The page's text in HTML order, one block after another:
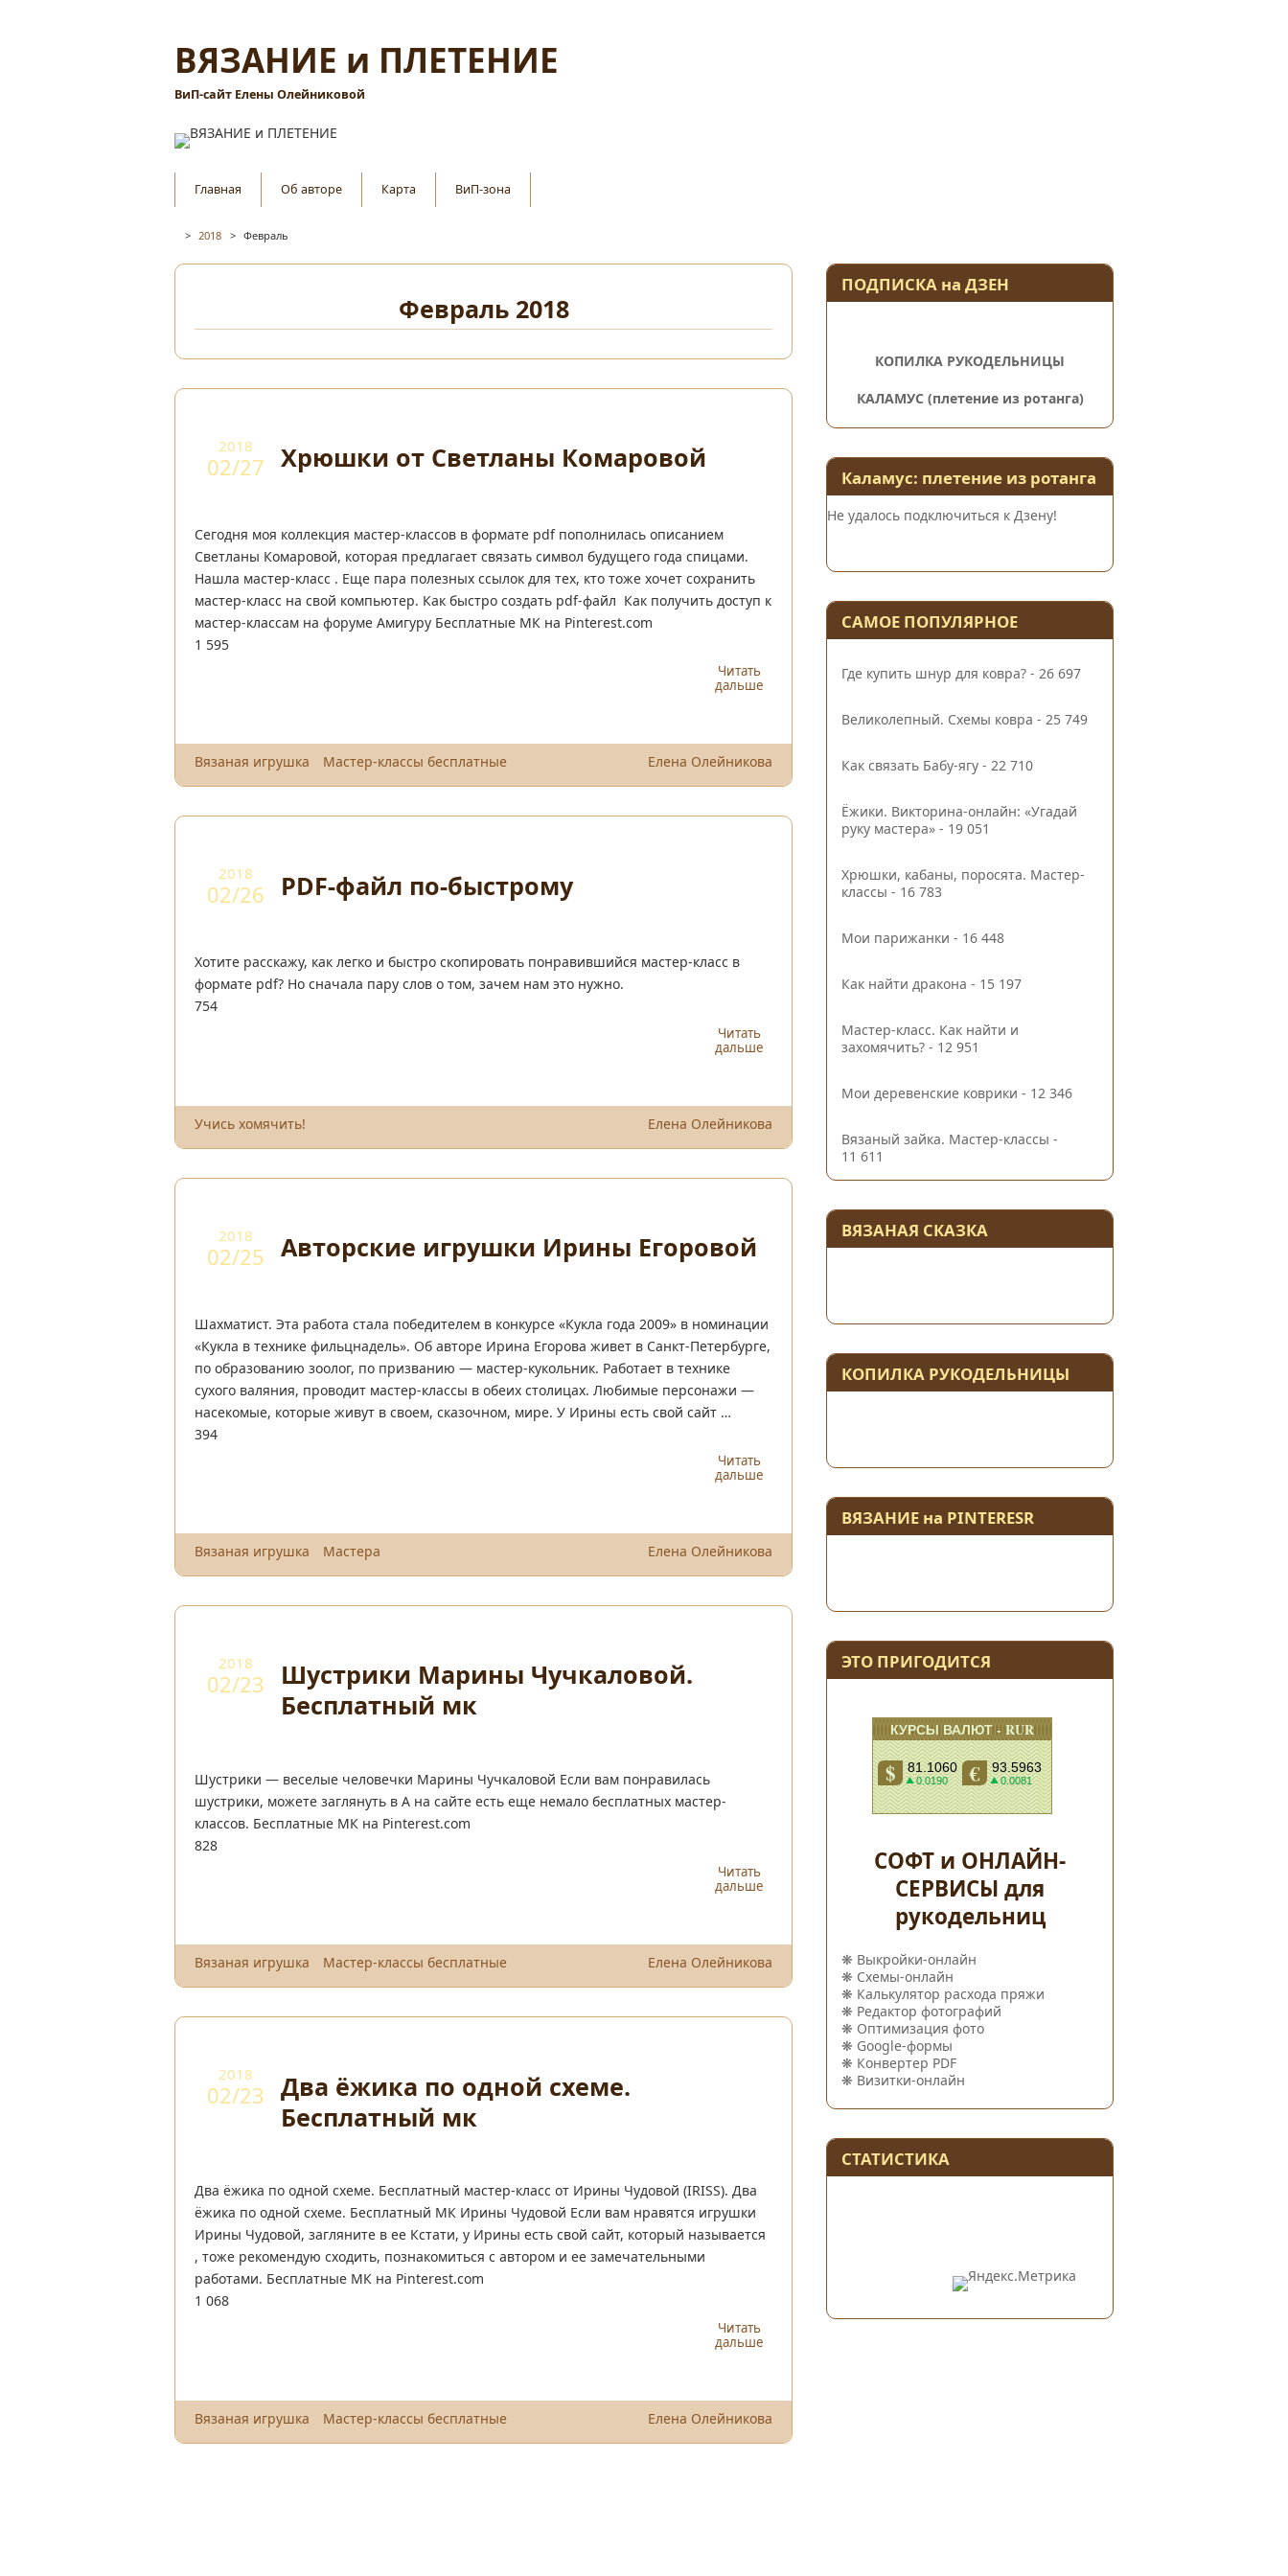
ВЯЗАНИЕ и ПЛЕТЕНИЕ
ВиП-сайт Елены Олейниковой
Главная Об авторе Карта ВиП-зона
> 2018 > Февраль
Февраль 2018
2018
02/27 Хрюшки от Светланы Комаровой
Сегодня моя коллекция мастер-классов в формате pdf пополнилась описанием
Светланы Комаровой, которая предлагает связать символ будущего года спицами.
Нашла мастер-класс . Еще пара полезных ссылок для тех, кто тоже хочет сохранить
мастер-класс на свой компьютер. Как быстро создать pdf-файл Как получить доступ к
мастер-классам на форуме Амигуру Бесплатные МК на Pinterest.com
Читать
дальше
1 595
Вязаная игрушка Мастер-классы бесплатные Елена Олейникова
2018
02/26 PDF-файл по-быстрому
Хотите расскажу, как легко и быстро скопировать понравившийся мастер-класс в
формате pdf? Но сначала пару слов о том, зачем нам это нужно.
Читать
дальше
754
Учись хомячить! Елена Олейникова
2018
02/25 Авторские игрушки Ирины Егоровой
Шахматист. Эта работа стала победителем в конкурсе «Кукла года 2009» в номинации
«Кукла в технике фильцнадель». Об авторе Ирина Егорова живет в Санкт-Петербурге,
по образованию зоолог, по призванию — мастер-кукольник. Работает в технике
сухого валяния, проводит мастер-классы в обеих столицах. Любимые персонажи —
насекомые, которые живут в своем, сказочном, мире. У Ирины есть свой сайт …
Читать
дальше
394
Вязаная игрушка Мастера Елена Олейникова
2018
02/23
Шустрики Марины Чучкаловой.
Бесплатный мк
Шустрики — веселые человечки Марины Чучкаловой Если вам понравилась
шустрики, можете заглянуть в А на сайте есть еще немало бесплатных мастер-
классов. Бесплатные МК на Pinterest.com
Читать
дальше
828
Вязаная игрушка Мастер-классы бесплатные Елена Олейникова
2018
02/23 Два ёжика по одной схеме.
Бесплатный мк
Два ёжика по одной схеме. Бесплатный мастер-класс от Ирины Чудовой (IRISS). Два
ёжика по одной схеме. Бесплатный МК Ирины Чудовой Если вам нравятся игрушки
Ирины Чудовой, загляните в ее Кстати, у Ирины есть свой сайт, который называется
, тоже рекомендую сходить, познакомиться с автором и ее замечательными
работами. Бесплатные МК на Pinterest.com
Читать
дальше
1 068
Вязаная игрушка Мастер-классы бесплатные Елена Олейникова
ПОДПИСКА на ДЗЕН
КОПИЛКА РУКОДЕЛЬНИЦЫ
КАЛАМУС (плетение из ротанга)
Каламус: плетение из ротанга
Не удалось подключиться к Дзену!
САМОЕ ПОПУЛЯРНОЕ
Где купить шнур для ковра? - 26 697
Великолепный. Схемы ковра - 25 749
Как связать Бабу-ягу - 22 710
Ёжики. Викторина-онлайн: «Угадай
руку мастера» - 19 051
Хрюшки, кабаны, поросята. Мастер-
классы - 16 783
Мои парижанки - 16 448
Как найти дракона - 15 197
Мастер-класс. Как найти и
захомячить? - 12 951
Мои деревенские коврики - 12 346
Вязаный зайка. Мастер-классы -
11 611
ВЯЗАНАЯ СКАЗКА
КОПИЛКА РУКОДЕЛЬНИЦЫ
ВЯЗАНИЕ на PINTERESR
ЭТО ПРИГОДИТСЯ
СОФТ и ОНЛАЙН-
СЕРВИСЫ для
рукодельниц
❋ Выкройки-онлайн
❋ Схемы-онлайн
❋ Калькулятор расхода пряжи
❋ Редактор фотографий
❋ Оптимизация фото
❋ Google-формы
❋ Конвертер PDF
❋ Визитки-онлайн
СТАТИСТИКА